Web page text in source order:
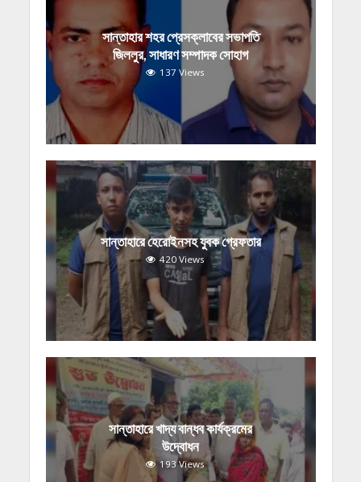
সান্তাহার শহর প্রেসক্লাবের সভাপতি
জিললুর, সাধারণ সম্পাদক সোহাগ
137 Views
সান্তাহারে হেরোইনসহ যুবক গ্রেফতার
420 Views
সান্তাহারে খাদ্য বান্ধব কার্যক্রমের
উদ্বোধন
193 Views